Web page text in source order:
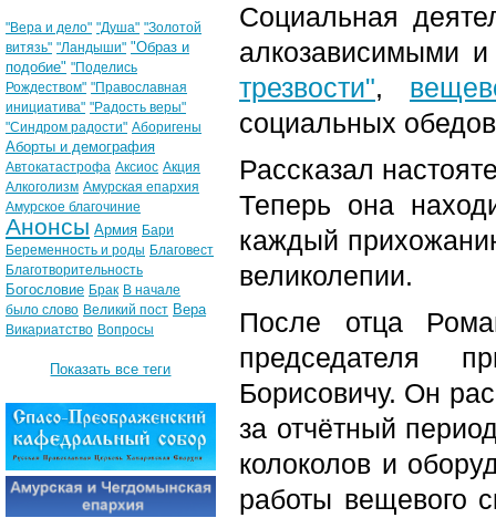
Социальная
алкозависимыми
трезвости",
социальных
Рассказал
Теперь она
каждый
великолепии.
После отца
председателя
Борисовичу. Он
за отчётный
колоколов и
работы вещевого
"Вера и дело" "Душа" "Золотой
витязь" "Ландыши" "Образ и
подобие" "Поделись
Рождеством" "Православная
инициатива" "Радость веры"
"Синдром радости" Аборигены
Аборты и демография
Автокатастрофа Аксиос Акция
Алкоголизм Амурская епархия
Амурское благочиние
Анонсы Армия Бари
Беременность и роды Благовест
Благотворительность
Богословие Брак В начале
было слово Великий пост Вера
Викариатство Вопросы
Показать все теги